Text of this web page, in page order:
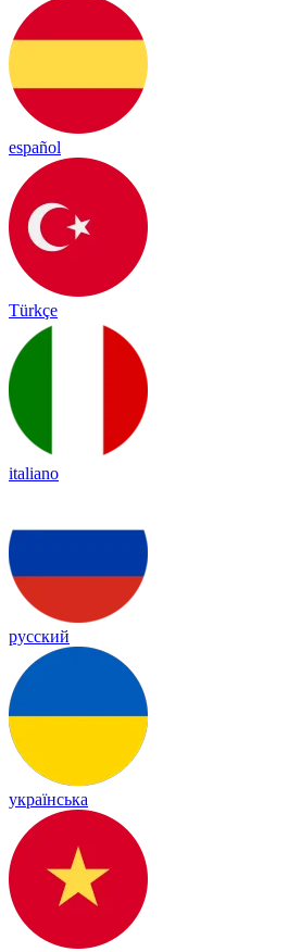
español
Türkçe
italiano
русский
українська